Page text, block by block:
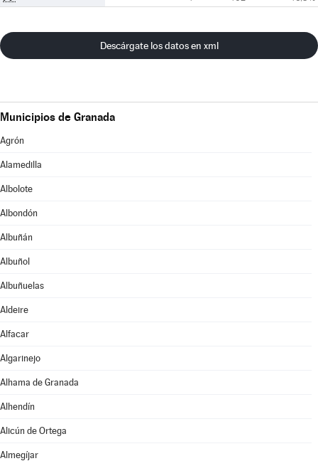
Descárgate los datos en xml
Municipios de Granada
Agrón
Alamedilla
Albolote
Albondón
Albuñán
Albuñol
Albuñuelas
Aldeire
Alfacar
Algarinejo
Alhama de Granada
Alhendín
Alicún de Ortega
Almegíjar